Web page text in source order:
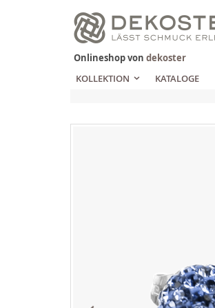
Zum
Inhalt
springen
Onlineshop von dekoster
KOLLEKTION
KATALOGE